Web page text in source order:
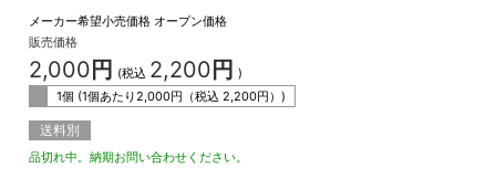
メーカー希望小売価格 オープン価格
販売価格
2,000 円 (税込 2,200 円 )
1個 (1個あたり 2,000円（税込 2,200円）)
送料別
品切れ中。納期お問い合わせください。